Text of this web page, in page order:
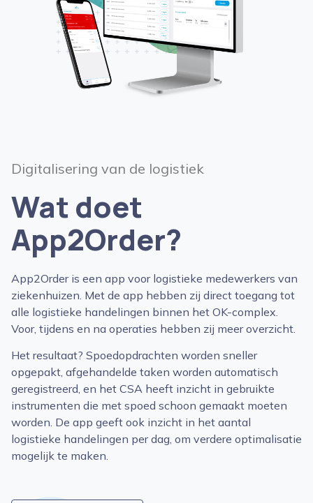
Digitalisering van de logistiek
Wat doet
App2Order?
App2Order is een app voor logistieke medewerkers van
ziekenhuizen. Met de app hebben zij direct toegang tot
alle logistieke handelingen binnen het OK-complex.
Voor, tijdens en na operaties hebben zij meer overzicht.
Het resultaat? Spoedopdrachten worden sneller
opgepakt, afgehandelde taken worden automatisch
geregistreerd, en het CSA heeft inzicht in gebruikte
instrumenten die met spoed schoon gemaakt moeten
worden. De app geeft ook inzicht in het aantal
logistieke handelingen per dag, om verdere optimalisatie
mogelijk te maken.